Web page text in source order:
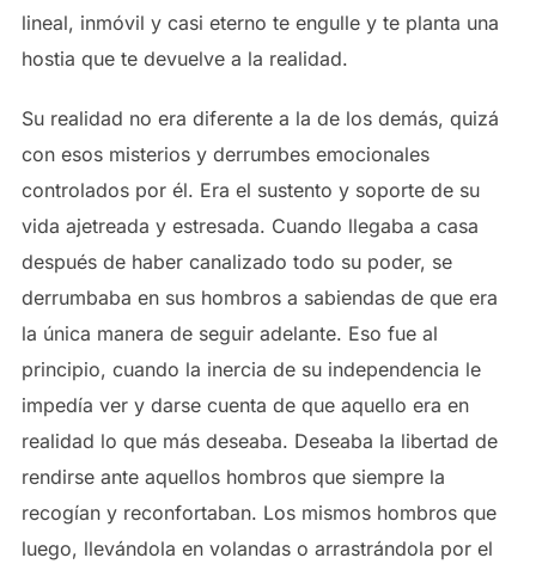
lineal, inmóvil y casi eterno te engulle y te planta una
hostia que te devuelve a la realidad.
Su realidad no era diferente a la de los demás, quizá
con esos misterios y derrumbes emocionales
controlados por él. Era el sustento y soporte de su
vida ajetreada y estresada. Cuando llegaba a casa
después de haber canalizado todo su poder, se
derrumbaba en sus hombros a sabiendas de que era
la única manera de seguir adelante. Eso fue al
principio, cuando la inercia de su independencia le
impedía ver y darse cuenta de que aquello era en
realidad lo que más deseaba. Deseaba la libertad de
rendirse ante aquellos hombros que siempre la
recogían y reconfortaban. Los mismos hombros que
luego, llevándola en volandas o arrastrándola por el